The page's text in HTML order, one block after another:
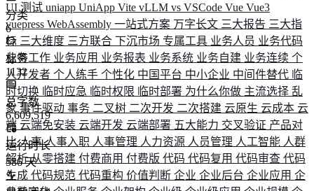
UI 测试 uniapp UniApp Vite vLLM vs VSCode Vue Vue3
vuepress WebAssembly 一站式方案 万字长文 三大报告 三大指
标 三大维度 三方联合 下沉市场 专属工具 业务人员 业务代码
业务工作 业务应用 业务报表 业务系统 业务自建 业务连续 个
人开发者 个人练手 个性化 中国平台 中小企业 中间件替代 临
时切换 临时应急 临时权限 临时部署 为什么你做 主流选择 乱
象 事件驱动 事务 二叉树 二次开发 二次搭建 云原生 云成本 云
端 云端免安装 云端开发 云端部署 五大能力 交叉验证 产品对
比人事人事入职 人事管理 人力资源 人员管理 人工智能 人群
解析从零搭建 付费商用 付费版 代码 代码复用 代码审查 代码
生成 代码规范 代码重构 价值判断 企业 企业后台 企业应用 企
分类
6
标签
1132
总字数
6,609,519
运行时长
586 天